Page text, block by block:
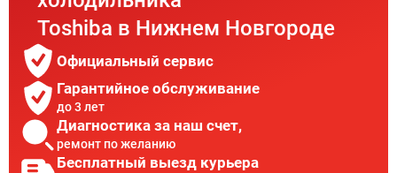
Toshiba в Нижнем Новгороде
Официальный сервис
Гарантийное обслуживание
до 3 лет
Диагностика за наш счет,
ремонт по желанию
Бесплатный выезд курьера